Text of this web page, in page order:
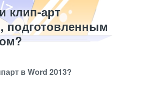
клип-арт
подготовленным
в Word 2013?